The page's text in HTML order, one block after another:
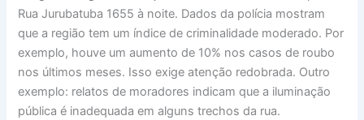
Rua Jurubatuba 1655 à noite. Dados da polícia mostram
que a região tem um índice de criminalidade moderado. Por
exemplo, houve um aumento de 10% nos casos de roubo
nos últimos meses. Isso exige atenção redobrada. Outro
exemplo: relatos de moradores indicam que a iluminação
pública é inadequada em alguns trechos da rua.